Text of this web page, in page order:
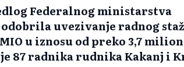
Federalnog ministarstva
uvezivanje radnog
u iznosu od preko 3,7
87 radnika rudnika Kakanj i